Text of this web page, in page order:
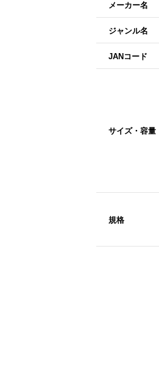
メーカー名
ジャンル名
JANコード
サイズ・容量
規格